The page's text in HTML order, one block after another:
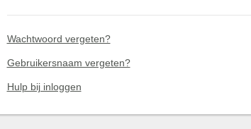
Wachtwoord vergeten?
Gebruikersnaam vergeten?
Hulp bij inloggen